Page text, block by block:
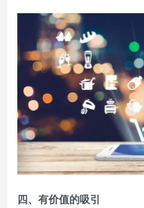
四、有价值的吸引